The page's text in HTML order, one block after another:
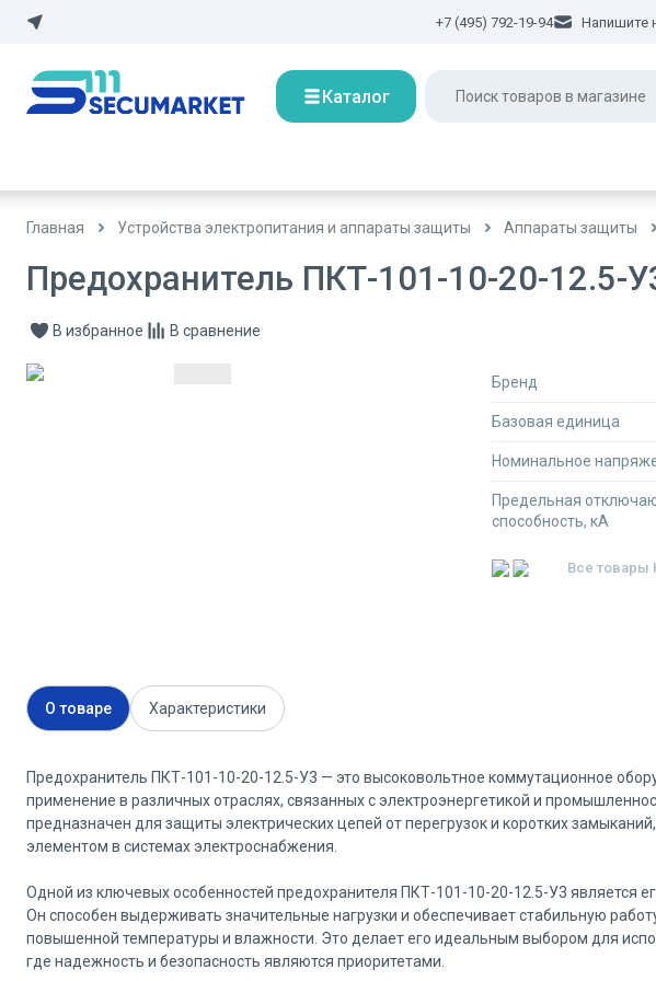
+7 (495) 792-19-94 Напишите
Каталог
Главная Устройства электропитания и аппараты защиты Аппараты защиты
Предохранитель ПКТ-101-10-20-12.5-
В избранное В сравнение
Бренд
Базовая единица
Номинальное
Предельная
способность, кA
Все товары
О товаре Характеристики
Предохранитель ПКТ-101-10-20-12.5-У3 — это высоковольтное коммутационное
применение в различных отраслях, связанных с электроэнергетикой и
предназначен для защиты электрических цепей от перегрузок и коротких
элементом в системах электроснабжения.
Одной из ключевых особенностей предохранителя ПКТ-101-10-20-12.5-У3 является
Он способен выдерживать значительные нагрузки и обеспечивает стабильную
повышенной температуры и влажности. Это делает его идеальным выбором для
где надежность и безопасность являются приоритетами.